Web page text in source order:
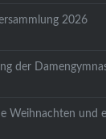
2026
der
Weihnachten und